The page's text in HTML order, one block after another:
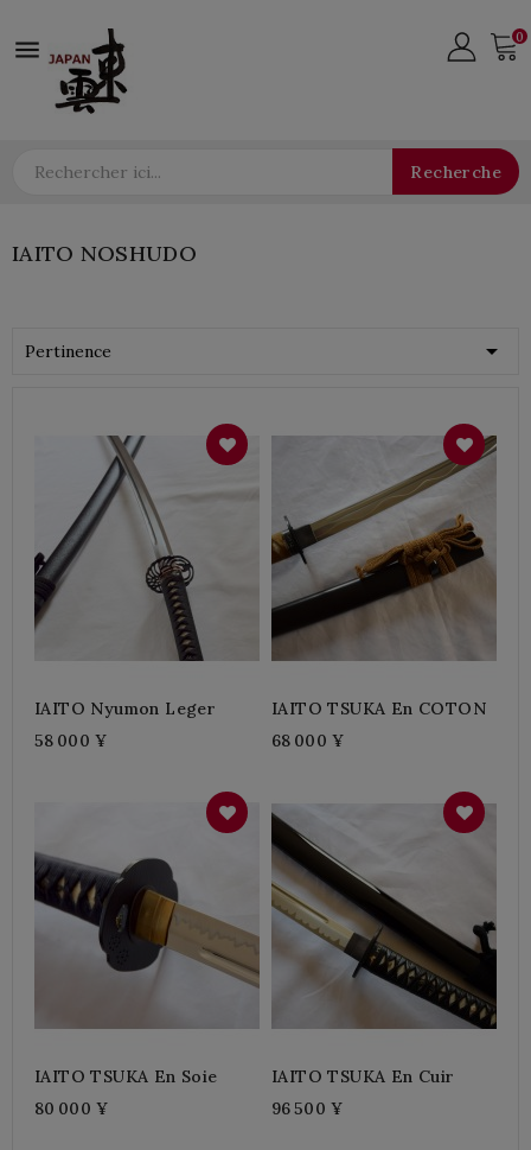
 0
Recherche
IAITO NOSHUDO
Pertinence 
IAITO Nyumon Leger
58 000 ¥
IAITO TSUKA En COTON
68 000 ¥
IAITO TSUKA En Soie
80 000 ¥
IAITO TSUKA En Cuir
96 500 ¥